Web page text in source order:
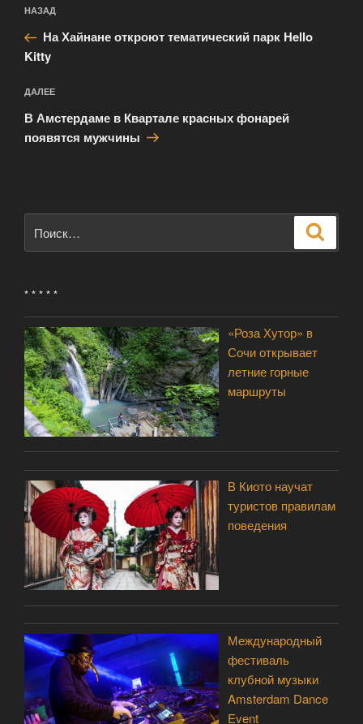
по
записям
Предыдущая
запись:
НАЗАД
На Хайнане откроют тематический парк Hello
Kitty
Следующая
запись
ДАЛЕЕ
В Амстердаме в Квартале красных фонарей
появятся мужчины
* * * * *
«Роза Хутор» в
Сочи открывает
летние горные
маршруты
В Киото научат
туристов правилам
поведения
Международный
фестиваль
клубной музыки
Amsterdam Dance
Event